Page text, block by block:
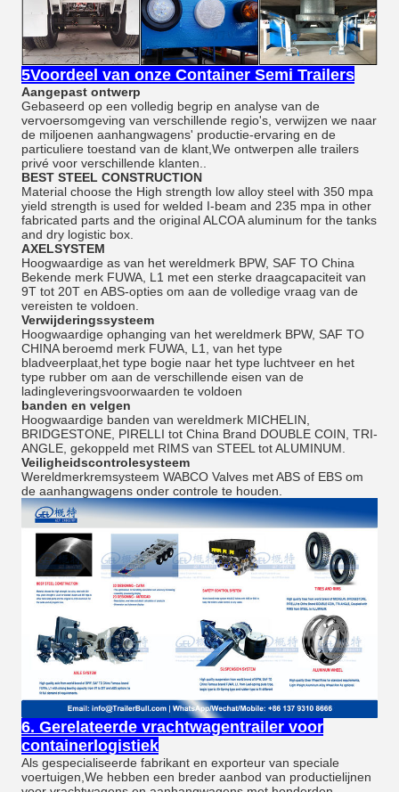
5Voordeel van onze Container Semi Trailers
Aangepast ontwerp
Gebaseerd op een volledig begrip en analyse van de
vervoersomgeving van verschillende regio's, verwijzen we naar
de miljoenen aanhangwagens' productie-ervaring en de
particuliere toestand van de klant,We ontwerpen alle trailers
privé voor verschillende klanten..
BEST STEEL CONSTRUCTION
Material choose the High strength low alloy steel with 350 mpa
yield strength is used for welded I-beam and 235 mpa in other
fabricated parts and the original ALCOA aluminum for the tanks
and dry logistic box.
AXELSYSTEM
Hoogwaardige as van het wereldmerk BPW, SAF TO China
Bekende merk FUWA, L1 met een sterke draagcapaciteit van
9T tot 20T en ABS-opties om aan de volledige vraag van de
vereisten te voldoen.
Verwijderingssysteem
Hoogwaardige ophanging van het wereldmerk BPW, SAF TO
CHINA beroemd merk FUWA, L1, van het type
bladveerplaat,het type bogie naar het type luchtveer en het
type rubber om aan de verschillende eisen van de
ladingleveringsvoorwaarden te voldoen
banden en velgen
Hoogwaardige banden van wereldmerk MICHELIN,
BRIDGESTONE, PIRELLI tot China Brand DOUBLE COIN, TRI-
ANGLE, gekoppeld met RIMS van STEEL tot ALUMINUM.
Veiligheidscontrolesysteem
Wereldmerkremsysteem WABCO Valves met ABS of EBS om
de aanhangwagens onder controle te houden.
6. Gerelateerde vrachtwagentrailer voor
containerlogistiek
Als gespecialiseerde fabrikant en exporteur van speciale
voertuigen,We hebben een breder aanbod van productielijnen